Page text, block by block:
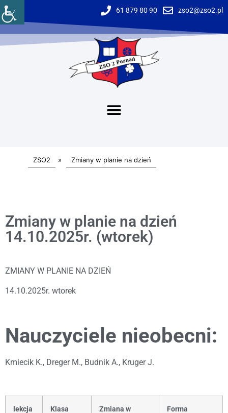
61 879 80 90 zso2@zso2.pl
ZSO2 » Zmiany w planie na dzień
Zmiany w planie na dzień
14.10.2025r. (wtorek)
ZMIANY W PLANIE NA DZIEŃ
14.10.2025r. wtorek
Nauczyciele nieobecni:
Kmiecik K., Dreger M., Budnik A., Kruger J.
lekcja
Klasa
Zmiana w
Forma